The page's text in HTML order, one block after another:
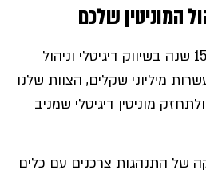
המוניטין שלכם
עם ניסיון של למעלה מ־15 שנה בשיווק דיגיטלי וניהול
מיליוני שקלים, הצוות שלנו
מוניטין דיגיטלי שמניב
של התנהגות צרכנים עם כלים